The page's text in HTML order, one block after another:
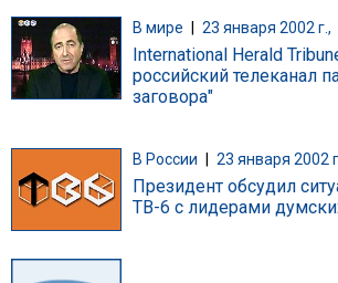
В мире | 23 января 2002 г.,
International Herald
российский телеканал
заговора"
В России 23 января 2002
Президент обсудил
ТВ-6 с лидерами